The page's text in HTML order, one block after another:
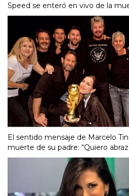
Speed se enteró en vivo de la
El sentido mensaje de Marcelo
muerte de su padre: “Quiero